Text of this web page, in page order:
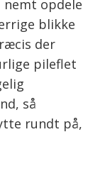
nemt opdele
blikke
der
pileflet
så
rundt på,